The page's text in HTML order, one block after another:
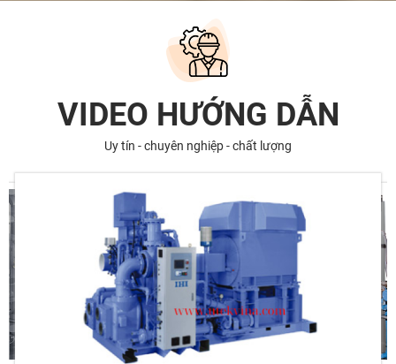
VIDEO HƯỚNG DẪN
Uy tín - chuyên nghiệp - chất lượng